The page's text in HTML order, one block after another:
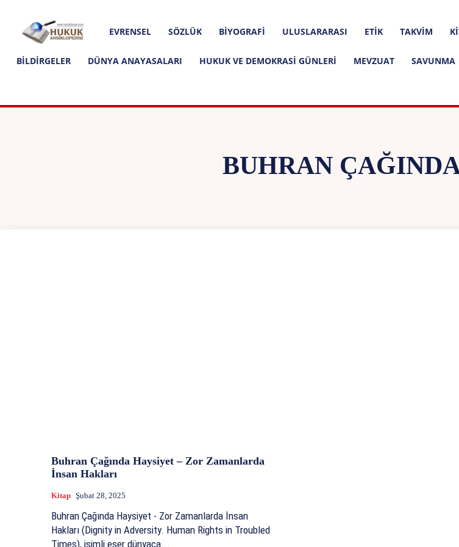
Hukuk
Ansiklopedisi
EVRENSEL SÖZLÜK BIYOGRAFI ULUSLARARASI ETIK TAKVIM
BILDIRGELER DÜNYA ANAYASALARI HUKUK VE DEMOKRASI GÜNLERI MEVZUAT SAVUNMA
BUHRAN
Buhran Çağında Haysiyet – Zor Zamanlarda
İnsan Hakları
Kitap Şubat 28, 2025
Buhran Çağında Haysiyet - Zor Zamanlarda İnsan
Hakları (Dignity in Adversity. Human Rights in Troubled
Times), isimli eser dünyaca...